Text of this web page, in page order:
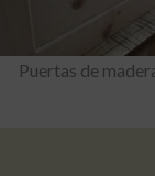
Puertas de